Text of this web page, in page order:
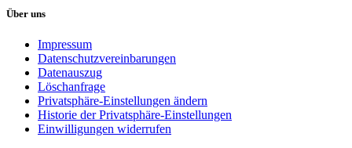
Über uns
Impressum
Datenschutzvereinbarungen
Datenauszug
Löschanfrage
Privatsphäre-Einstellungen ändern
Historie der Privatsphäre-Einstellungen
Einwilligungen widerrufen